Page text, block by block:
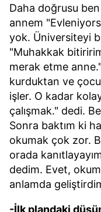
Daha doğrusu
annem
yok. Üniversiteyi
"Muhakkak
merak etme
kurduktan ve
işler. O kadar
çalışmak." dedi.
Sonra baktım ki
okumak çok zor.
orada
dedim. Evet,
anlamda
-İlk plandaki